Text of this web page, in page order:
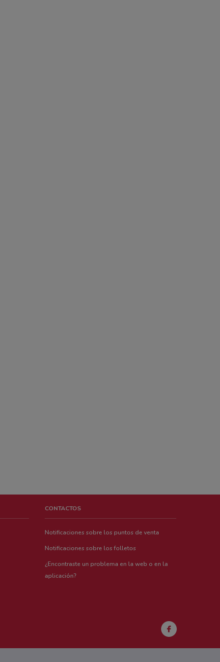
CONTACTOS
Notificaciones sobre los puntos de venta
Notificaciones sobre los folletos
¿Encontraste un problema en la web o en la
aplicación?